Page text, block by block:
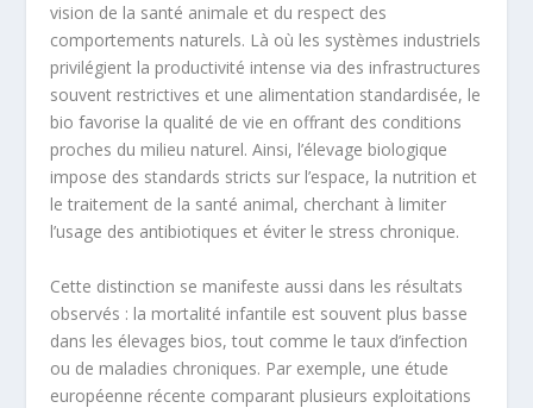
vision de la santé animale et du respect des
comportements naturels. Là où les systèmes industriels
privilégient la productivité intense via des infrastructures
souvent restrictives et une alimentation standardisée, le
bio favorise la qualité de vie en offrant des conditions
proches du milieu naturel. Ainsi, l’élevage biologique
impose des standards stricts sur l’espace, la nutrition et
le traitement de la santé animal, cherchant à limiter
l’usage des antibiotiques et éviter le stress chronique.
Cette distinction se manifeste aussi dans les résultats
observés : la mortalité infantile est souvent plus basse
dans les élevages bios, tout comme le taux d’infection
ou de maladies chroniques. Par exemple, une étude
européenne récente comparant plusieurs exploitations